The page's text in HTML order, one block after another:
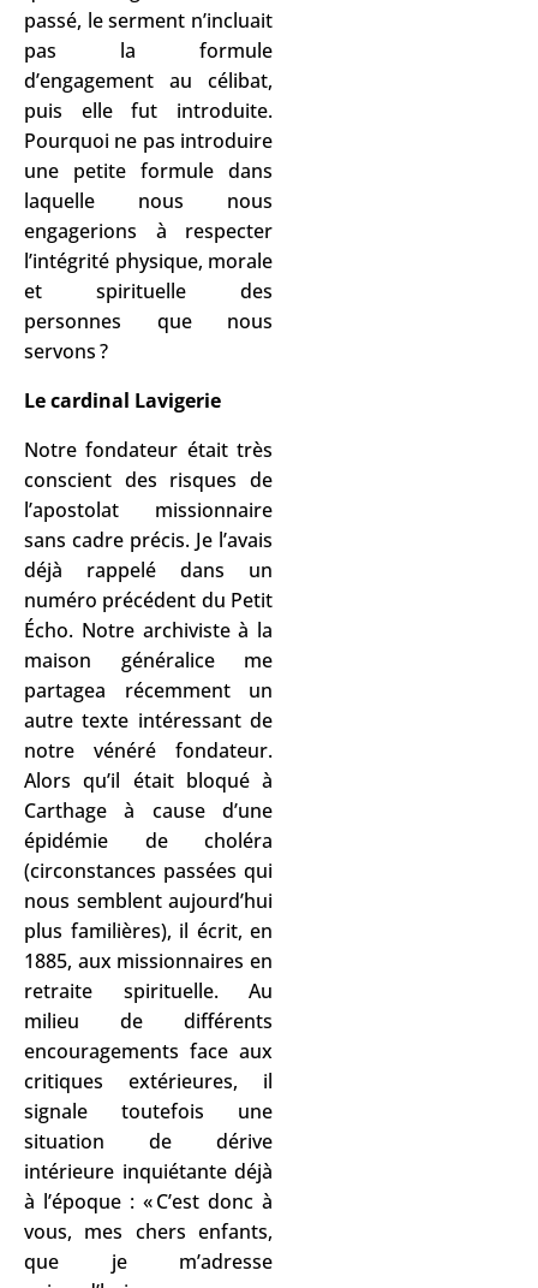
passé, le serment n’incluait
pas la formule
d’engagement au célibat,
puis elle fut introduite.
Pourquoi ne pas introduire
une petite formule dans
laquelle nous nous
engagerions à respecter
l’intégrité physique, morale
et spirituelle des
personnes que nous
servons ?
Le cardinal Lavigerie
Notre fondateur était très
conscient des risques de
l’apostolat missionnaire
sans cadre précis. Je l’avais
déjà rappelé dans un
numéro précédent du Petit
Écho. Notre archiviste à la
maison généralice me
partagea récemment un
autre texte intéressant de
notre vénéré fondateur.
Alors qu’il était bloqué à
Carthage à cause d’une
épidémie de choléra
(circonstances passées qui
nous semblent aujourd’hui
plus familières), il écrit, en
1885, aux missionnaires en
retraite spirituelle. Au
milieu de différents
encouragements face aux
critiques extérieures, il
signale toutefois une
situation de dérive
intérieure inquiétante déjà
à l’époque : « C’est donc à
vous, mes chers enfants,
que je m’adresse